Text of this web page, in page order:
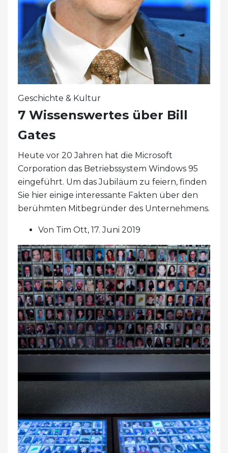
Geschichte & Kultur
7 Wissenswertes über Bill
Gates
Heute vor 20 Jahren hat die Microsoft
Corporation das Betriebssystem Windows 95
eingeführt. Um das Jubiläum zu feiern, finden
Sie hier einige interessante Fakten über den
berühmten Mitbegründer des Unternehmens.
Von Tim Ott, 17. Juni 2019